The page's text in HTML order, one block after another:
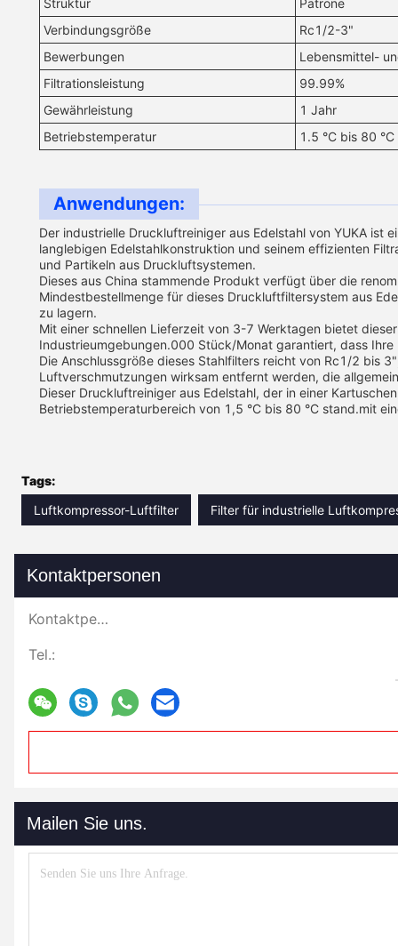
Struktur
Patrone
Verbindungsgröße
Rc1/2-3"
Bewerbungen
Lebensmittel-
Filtrationsleistung
99.99%
Gewährleistung
1 Jahr
Betriebstemperatur
1.5 °C bis 80 °C
Anwendungen:
Der industrielle Druckluftreiniger aus Edelstahl von YUKA
langlebigen Edelstahlkonstruktion und seinem effizienten
und Partikeln aus Druckluftsystemen.
Dieses aus China stammende Produkt verfügt über die
Mindestbestellmenge für dieses Druckluftfiltersystem aus
zu lagern.
Mit einer schnellen Lieferzeit von 3-7 Werktagen bietet
Industrieumgebungen.000 Stück/Monat garantiert, dass
Die Anschlussgröße dieses Stahlfilters reicht von Rc1/2 bis
Luftverschmutzungen wirksam entfernt werden, die
Dieser Druckluftreiniger aus Edelstahl, der in einer
Betriebstemperaturbereich von 1,5 °C bis 80 °C stand.mit
Tags:
Luftkompressor-Luftfilter
Filter für industrielle
Kontaktpersonen
Kontaktpersonen:
Tel.:
Mailen Sie uns.